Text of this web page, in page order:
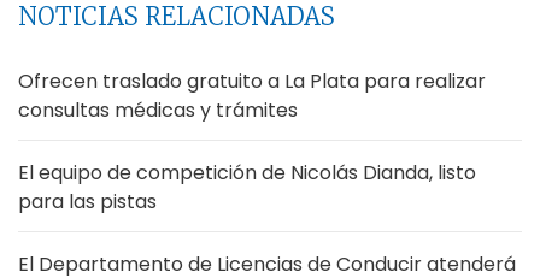
NOTICIAS RELACIONADAS
Ofrecen traslado gratuito a La Plata para realizar
consultas médicas y trámites
El equipo de competición de Nicolás Dianda, listo
para las pistas
El Departamento de Licencias de Conducir atenderá